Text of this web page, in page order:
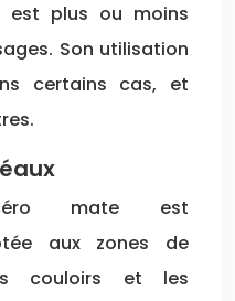
est plus ou moins
Son utilisation
certains cas, et
mate est
aux zones de
couloirs et les